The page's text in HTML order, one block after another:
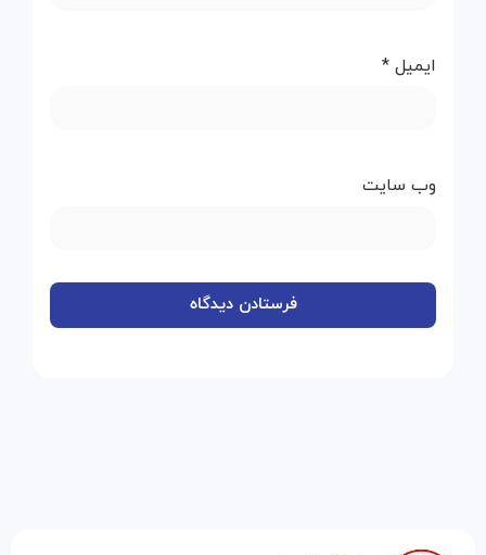
ایمیل *
وب‌ سایت